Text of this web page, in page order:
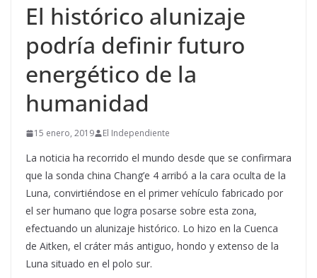
El histórico alunizaje
podría deﬁnir futuro
energético de la
humanidad
15 enero, 2019 El Independiente
La noticia ha recorrido el mundo desde que se confirmara
que la sonda china Chang’e 4 arribó a la cara oculta de la
Luna, convirtiéndose en el primer vehículo fabricado por
el ser humano que logra posarse sobre esta zona,
efectuando un alunizaje histórico. Lo hizo en la Cuenca
de Aitken, el cráter más antiguo, hondo y extenso de la
Luna situado en el polo sur.